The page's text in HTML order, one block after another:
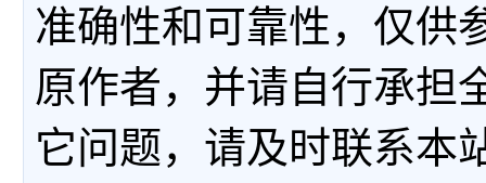
准确性和可靠性，仅供
原作者，并请自行承担
它问题，请及时联系本